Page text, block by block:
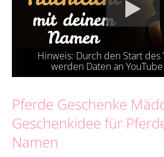
Pferde Geschenke
Geschenkidee für
Namen